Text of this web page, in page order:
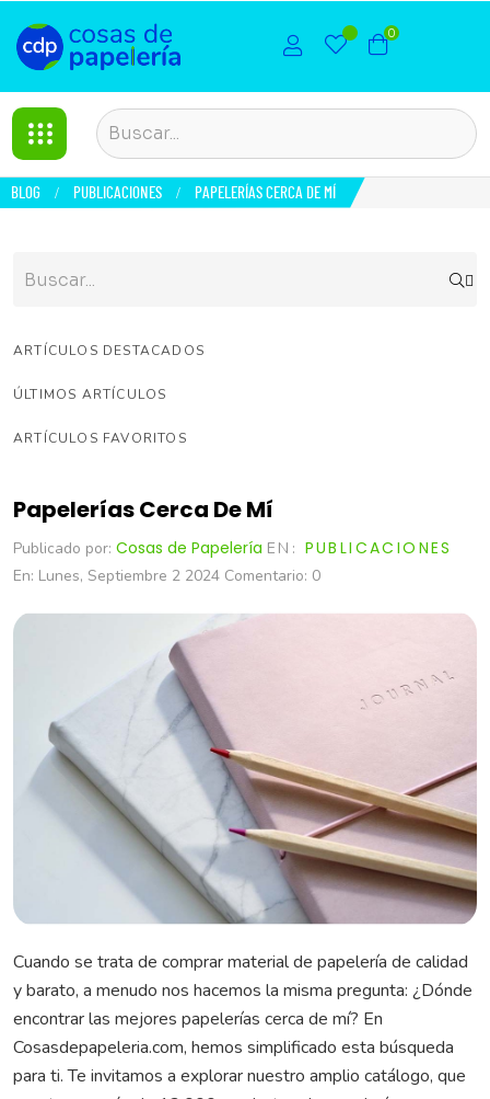
0
BLOG PUBLICACIONES PAPELERÍAS CERCA DE MÍ

ARTÍCULOS DESTACADOS
ÚLTIMOS ARTÍCULOS
ARTÍCULOS FAVORITOS
Papelerías Cerca De Mí
Publicado por: Cosas de Papelería EN: PUBLICACIONES
En: Lunes, Septiembre 2 2024 Comentario: 0
Cuando se trata de comprar material de papelería de calidad
y barato, a menudo nos hacemos la misma pregunta: ¿Dónde
encontrar las mejores papelerías cerca de mí? En
Cosasdepapeleria.com, hemos simplificado esta búsqueda
para ti. Te invitamos a explorar nuestro amplio catálogo, que